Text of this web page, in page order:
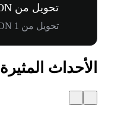
تحويل من SHOPON إلى CAD
تحويل من 1 SHOPON إلى C$206.22
الأحداث المثيرة